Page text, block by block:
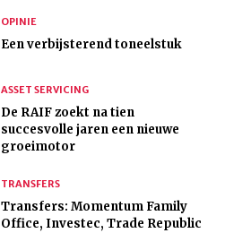
OPINIE
Een verbijsterend toneelstuk
ASSET SERVICING
De RAIF zoekt na tien
succesvolle jaren een nieuwe
groeimotor
TRANSFERS
Transfers: Momentum Family
Office, Investec, Trade Republic